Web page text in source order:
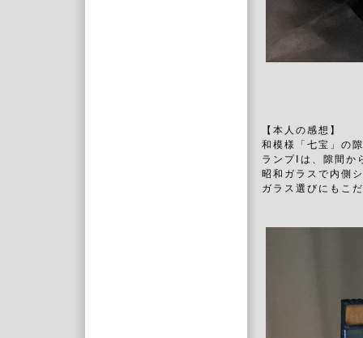
【本人の感想】
和模様「七宝」の
ランプⅠは、隙間か
昭和ガラスで内側
ガラス選びにもこ